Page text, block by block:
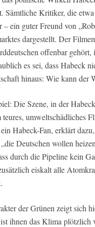
Sämtliche Kritiker, die
– ein guter Freund von
dargestellt. Der
offenbar
es sei, dass Habeck
hinaus: Wie kann der
Die Szene, in der
umweltschädliches
Habeck-Fan, erklärt
Deutschen wollen
durch die Pipeline kein
eiskalt alle
der Grünen zeigt sich
ihnen das Klima